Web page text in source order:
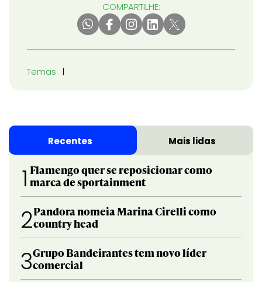
COMPARTILHE:
Temas
Recentes Mais lidas
1 Flamengo quer se reposicionar como
marca de sportainment
2Pandora nomeia Marina Cirelli como
country head
3Grupo Bandeirantes tem novo líder
comercial